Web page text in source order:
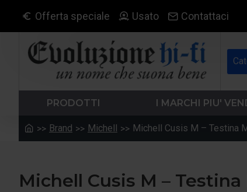
Offerta speciale Usato Contattaci
PRODOTTI I MARCHI PIU'
Brand Michell Michell Cusis M – Testina
Michell Cusis M –